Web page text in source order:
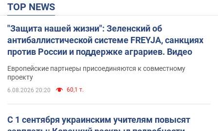
TOP NEWS
"Защита нашей жизни": Зеленский об
антибаллистической системе FREYJA, санкциях
против России и поддержке аграриев. Видео
Европейские партнеры присоединяются к совместному
проекту
6.08.2026 20:20 60,1 т.
С 1 сентября украинским учителям повысят